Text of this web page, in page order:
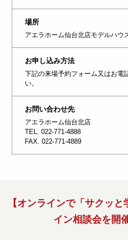
場所
アエラホーム仙台北店モデルハウ
お申し込み方法
下記の来場予約フォーム又はお電
い。
お問い合わせ先
アエラホーム仙台北店
TEL. 022-771-4888
FAX. 022-771-4889
【オンラインで「サクッ
イン相談会を開